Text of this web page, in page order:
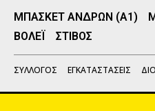
ΜΠΑΣΚΕΤ ΑΝΔΡΩΝ (Α1)
ΒΟΛΕΪ
ΣΤΙΒΟΣ
ΣΥΛΛΟΓΟΣ ΕΓΚΑΤΑΣΤΑΣΕΙΣ